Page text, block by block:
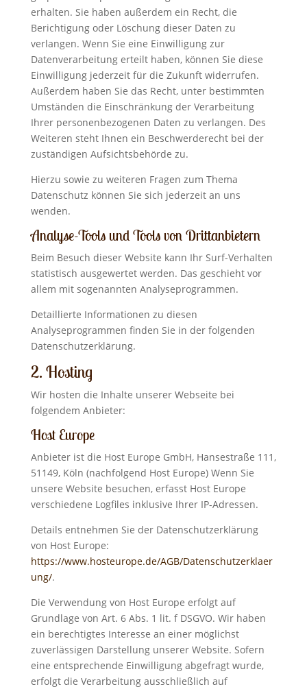
erhalten. Sie haben außerdem ein Recht, die
Berichtigung oder Löschung dieser Daten zu
verlangen. Wenn Sie eine Einwilligung zur
Datenverarbeitung erteilt haben, können Sie diese
Einwilligung jederzeit für die Zukunft widerrufen.
Außerdem haben Sie das Recht, unter bestimmten
Umständen die Einschränkung der Verarbeitung
Ihrer personenbezogenen Daten zu verlangen. Des
Weiteren steht Ihnen ein Beschwerderecht bei der
zuständigen Aufsichtsbehörde zu.
Hierzu sowie zu weiteren Fragen zum Thema
Datenschutz können Sie sich jederzeit an uns
wenden.
Analyse-Tools und Tools von Dritt­anbietern
Beim Besuch dieser Website kann Ihr Surf-Verhalten
statistisch ausgewertet werden. Das geschieht vor
allem mit sogenannten Analyseprogrammen.
Detaillierte Informationen zu diesen
Analyseprogrammen finden Sie in der folgenden
Datenschutzerklärung.
2. Hosting
Wir hosten die Inhalte unserer Webseite bei
folgendem Anbieter:
Host Europe
Anbieter ist die Host Europe GmbH, Hansestraße 111,
51149, Köln (nachfolgend Host Europe) Wenn Sie
unsere Website besuchen, erfasst Host Europe
verschiedene Logfiles inklusive Ihrer IP-Adressen.
Details entnehmen Sie der Datenschutzerklärung
von Host Europe:
https://www.hosteurope.de/AGB/Datenschutzerklaer
ung/.
Die Verwendung von Host Europe erfolgt auf
Grundlage von Art. 6 Abs. 1 lit. f DSGVO. Wir haben
ein berechtigtes Interesse an einer möglichst
zuverlässigen Darstellung unserer Website. Sofern
eine entsprechende Einwilligung abgefragt wurde,
erfolgt die Verarbeitung ausschließlich auf